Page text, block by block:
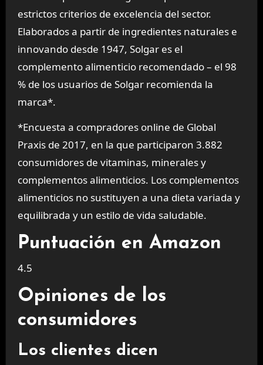
estrictos criterios de excelencia del sector.
Elaborados a partir de ingredientes naturales e
innovando desde 1947, Solgar es el
complemento alimenticio recomendado – el 98
% de los usuarios de Solgar recomienda la
marca*.
*Encuesta a compradores online de Global
Praxis de 2017, en la que participaron 3.882
consumidores de vitaminas, minerales y
complementos alimenticios. Los complementos
alimenticios no sustituyen a una dieta variada y
equilibrada y un estilo de vida saludable.
Puntuación en Amazon
4.5
Opiniones de los
consumidores
Los clientes dicen